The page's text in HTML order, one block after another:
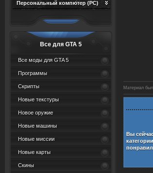
Персональный компютер (PC)
Все для GTA 5
Все моды для GTA 5
Программы
Скрипты
Новые текстуры
Новое оружие
Новые машины
Новые миссии
Новые карты
Скины
Материал
Вы